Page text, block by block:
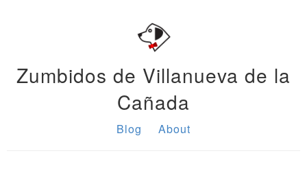
Zumbidos de Villanueva de la
Cañada
Blog About